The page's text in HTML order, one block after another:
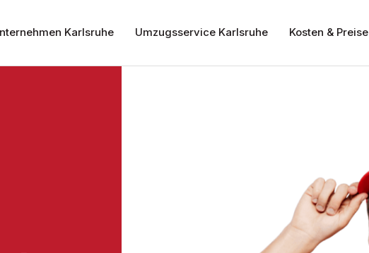
Karlsruhe Umzugsservice Karlsruhe Kosten & Preise